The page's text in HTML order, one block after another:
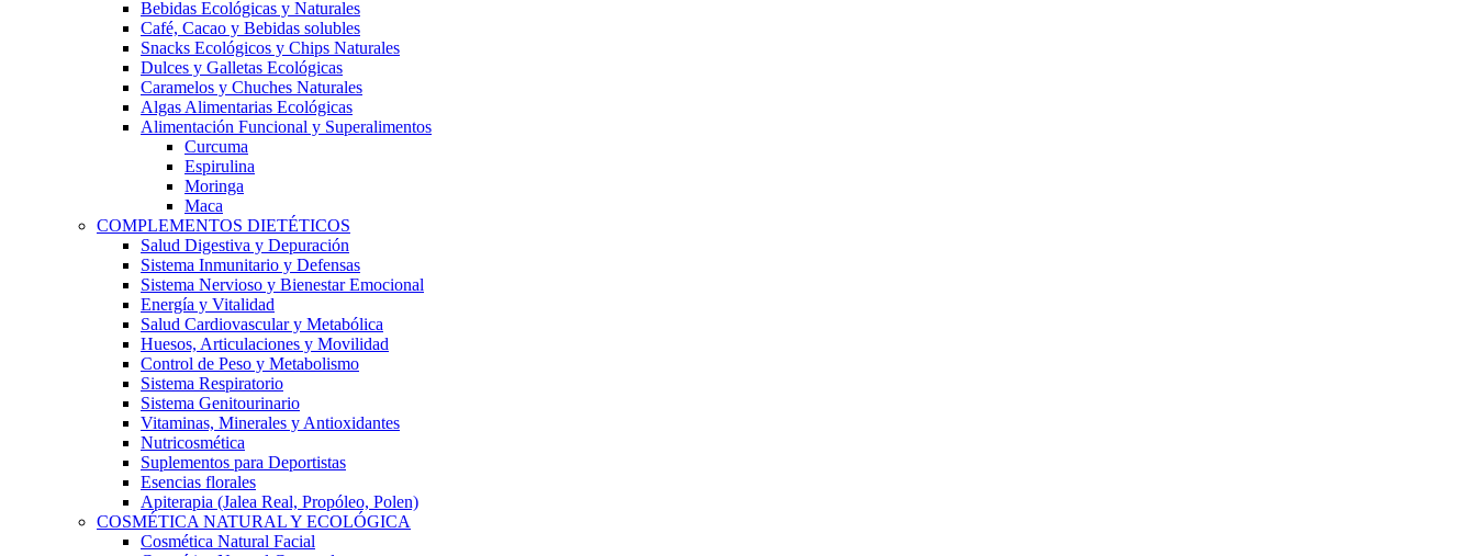
Bebidas Ecológicas y Naturales
Café, Cacao y Bebidas solubles
Snacks Ecológicos y Chips Naturales
Dulces y Galletas Ecológicas
Caramelos y Chuches Naturales
Algas Alimentarias Ecológicas
Alimentación Funcional y Superalimentos
Curcuma
Espirulina
Moringa
Maca
COMPLEMENTOS DIETÉTICOS
Salud Digestiva y Depuración
Sistema Inmunitario y Defensas
Sistema Nervioso y Bienestar Emocional
Energía y Vitalidad
Salud Cardiovascular y Metabólica
Huesos, Articulaciones y Movilidad
Control de Peso y Metabolismo
Sistema Respiratorio
Sistema Genitourinario
Vitaminas, Minerales y Antioxidantes
Nutricosmética
Suplementos para Deportistas
Esencias florales
Apiterapia (Jalea Real, Propóleo, Polen)
COSMÉTICA NATURAL Y ECOLÓGICA
Cosmética Natural Facial